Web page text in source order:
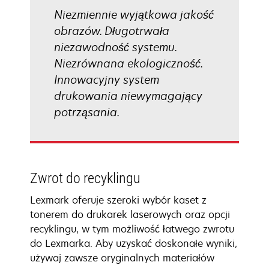
Niezmiennie wyjątkowa jakość
obrazów. Długotrwała
niezawodność systemu.
Niezrównana ekologiczność.
Innowacyjny system
drukowania niewymagający
potrząsania.
Zwrot do recyklingu
Lexmark oferuje szeroki wybór kaset z
tonerem do drukarek laserowych oraz opcji
recyklingu, w tym możliwość łatwego zwrotu
do Lexmarka. Aby uzyskać doskonałe wyniki,
używaj zawsze oryginalnych materiałów